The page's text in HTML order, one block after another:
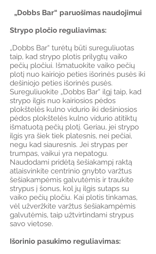
„Dobbs Bar“ paruošimas naudojimui
Strypo pločio reguliavimas:
„Dobbs Bar“ turėtų būti sureguliuotas
taip, kad strypo plotis prilygtų vaiko
pečių pločiui. Išmatuokite vaiko pečių
plotį nuo kairiojo peties išorinės pusės iki
dešiniojo peties išorinės pusės.
Sureguliuokite „Dobbs Bar“ ilgį taip, kad
strypo ilgis nuo kairiosios pėdos
plokštelės kulno vidurio iki dešiniosios
pėdos plokštelės kulno vidurio atitiktų
išmatuotą pečių plotį. Geriau, jei strypo
ilgis yra šiek tiek platesnis, nei pečiai,
negu kad siauresnis. Jei strypas per
trumpas, vaikui yra nepatogu.
Naudodami pridėtą šešiakampį raktą
atlaisvinkite centrinio gnybto varžtus
šešiakampėmis galvutėmis ir traukite
strypus į šonus, kol jų ilgis sutaps su
vaiko pečių pločiu. Kai plotis tinkamas,
vėl užveržkite varžtus šešiakampėmis
galvutėmis, taip užtvirtindami strypus
savo vietose.
Išorinio pasukimo reguliavimas: